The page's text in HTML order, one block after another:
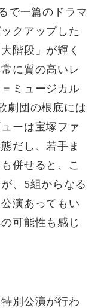
で一篇のドラマ
クアップした
階段」が輝く
に質の高いレ
ミュージカル
劇団の根底には
ーは宝塚ファ
だし、若手ま
併せると、こ
、5組からなる
演あってもい
可能性も感じ
別公演が行わ